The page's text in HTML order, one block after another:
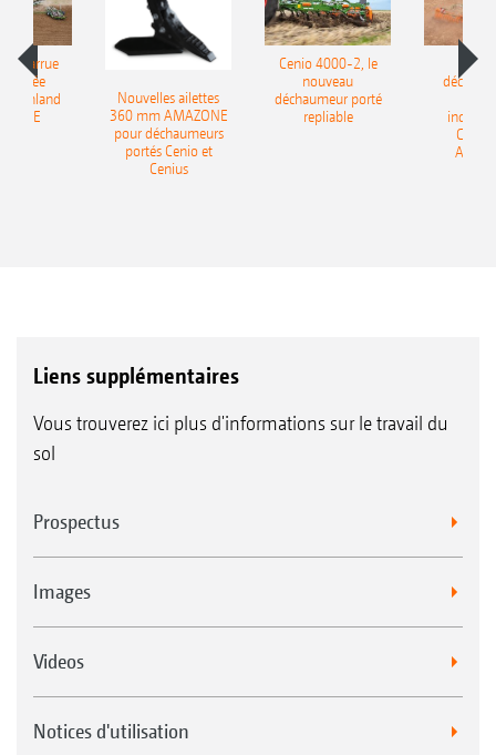
charrue
portée
Onland
Nouvelles ailettes
360 mm AMAZONE
pour déchaumeurs
portés Cenio et
Cenius
Cenio 4000-2, le
nouveau
déchaumeur porté
repliable
Liens supplémentaires
Vous trouverez ici plus d'informations sur le travail du
sol
Prospectus
Images
Videos
Notices d'utilisation